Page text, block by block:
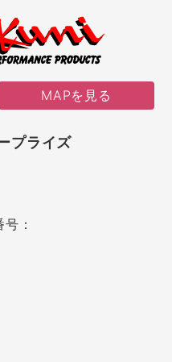
MAPを見る
プライズ
：